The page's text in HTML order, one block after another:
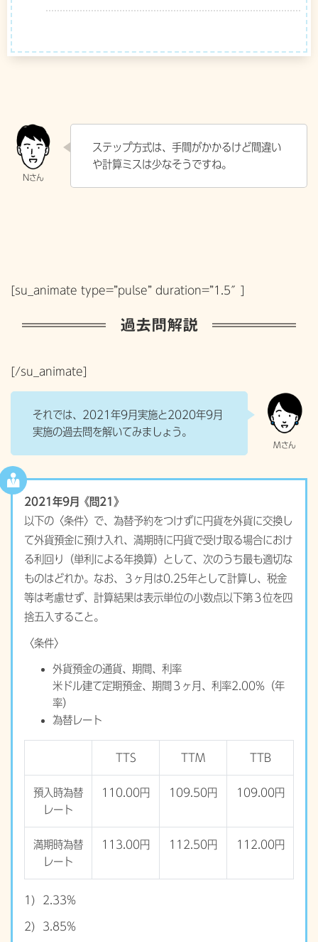
ステップ方式は、手間がかかるけど間違い
や計算ミスは少なそうですね。
[su_animate type=”pulse” duration=”1.5″]
過去問解説
[/su_animate]
それでは、2021年9月実施と2020年9月
実施の過去問を解いてみましょう。
2021年9月《問21》
以下の〈条件〉で、為替予約をつけずに円貨を外貨に交換し
て外貨預金に預け入れ、満期時に円貨で受け取る場合におけ
る利回り（単利による年換算）として、次のうち最も適切な
ものはどれか。なお、３ヶ月は0.25年として計算し、税金
等は考慮せず、計算結果は表示単位の小数点以下第３位を四
捨五入すること。
〈条件〉
外貨預金の通貨、期間、利率
米ドル建て定期預金、期間３ヶ月、利率2.00%（年
率）
為替レート
TTS TTM TTB
預入時為替
レート
110.00円 109.50円 109.00円
満期時為替
レート
113.00円 112.50円 112.00円
1) 2.33%
2) 3.85%